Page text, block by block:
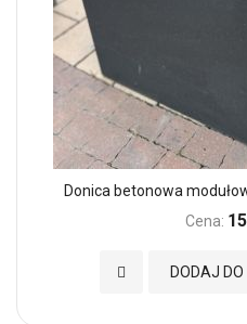
Donica betonowa
Cena:
DODAJ
Dodaj do